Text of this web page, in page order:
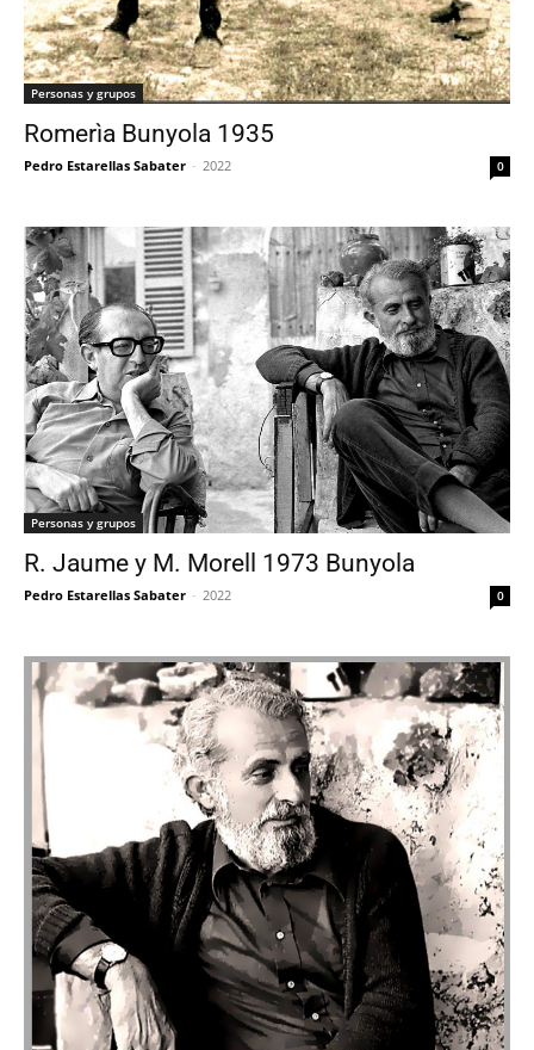
Personas y grupos
Romerìa Bunyola 1935
Pedro Estarellas Sabater - 2022 0
Personas y grupos
R. Jaume y M. Morell 1973 Bunyola
Pedro Estarellas Sabater - 2022 0